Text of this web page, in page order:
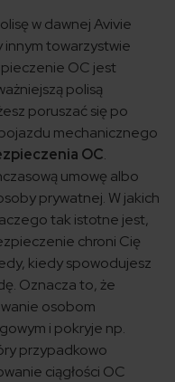
w dawnej Avivie
innym towarzystwie
OC jest
polisą
poruszać się po
mechanicznego
OC.
umowę albo
prywatnej. W jakich
tak istotne jest,
chroni Cię
kiedy spowodujesz
Oznacza to, że
osobom
i pokryje np.
przypadkowo
ciągłości OC